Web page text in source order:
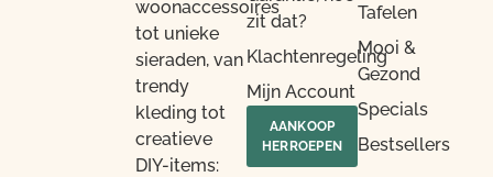
woonaccessoires
tot unieke
sieraden, van
trendy
kleding tot
creatieve
DIY-items:
Tafelen
Mooi &
Gezond
Specials
Bestsellers
zit dat?
Klachtenregeling
Mijn Account
AANKOOP
HERROEPEN